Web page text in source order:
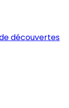
découvertes